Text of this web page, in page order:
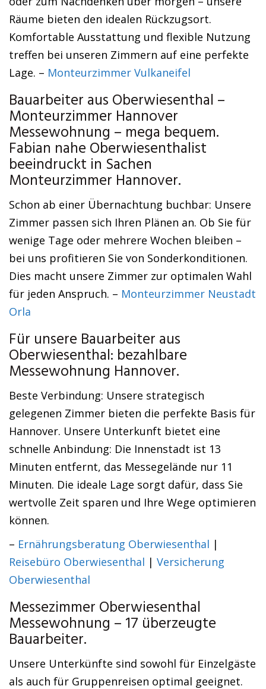
Räume bieten den idealen Rückzugsort.
Komfortable Ausstattung und flexible Nutzung
treffen bei unseren Zimmern auf eine perfekte
Lage. – Monteurzimmer Vulkaneifel
Bauarbeiter aus Oberwiesenthal –
Monteurzimmer Hannover
Messewohnung – mega bequem.
Fabian nahe Oberwiesenthalist
beeindruckt in Sachen
Monteurzimmer Hannover.
Schon ab einer Übernachtung buchbar: Unsere
Zimmer passen sich Ihren Plänen an. Ob Sie für
wenige Tage oder mehrere Wochen bleiben –
bei uns profitieren Sie von Sonderkonditionen.
Dies macht unsere Zimmer zur optimalen Wahl
für jeden Anspruch. – Monteurzimmer Neustadt
Orla
Für unsere Bauarbeiter aus
Oberwiesenthal: bezahlbare
Messewohnung Hannover.
Beste Verbindung: Unsere strategisch
gelegenen Zimmer bieten die perfekte Basis für
Hannover. Unsere Unterkunft bietet eine
schnelle Anbindung: Die Innenstadt ist 13
Minuten entfernt, das Messegelände nur 11
Minuten. Die ideale Lage sorgt dafür, dass Sie
wertvolle Zeit sparen und Ihre Wege optimieren
können.
– Ernährungsberatung Oberwiesenthal |
Reisebüro Oberwiesenthal | Versicherung
Oberwiesenthal
Messezimmer Oberwiesenthal
Messewohnung – 17 überzeugte
Bauarbeiter.
Unsere Unterkünfte sind sowohl für Einzelgäste
als auch für Gruppenreisen optimal geeignet.